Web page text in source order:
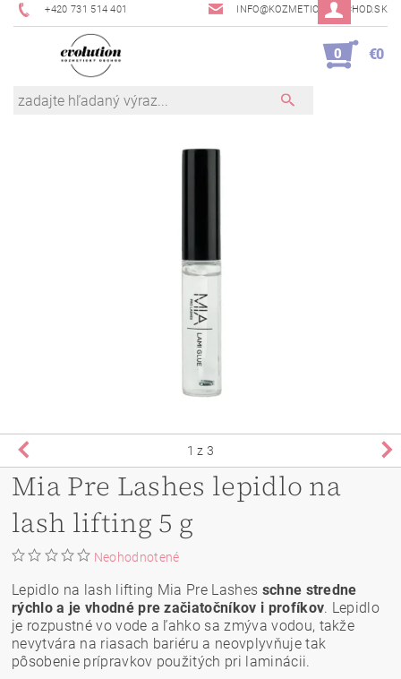
+420 731 514 401 INFO@KOZMETICKYOBCHOD.SK
0 €0
1 z 3
Mia Pre Lashes lepidlo na
lash lifting 5 g
Neohodnotené
Lepidlo na lash lifting Mia Pre Lashes schne stredne
rýchlo a je vhodné pre začiatočníkov i profíkov. Lepidlo
je rozpustné vo vode a ľahko sa zmýva vodou, takže
nevytvára na riasach bariéru a neovplyvňuje tak
pôsobenie prípravkov použitých pri laminácii.